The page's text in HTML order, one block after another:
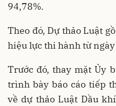
94,78%.
Theo đó, Dự thảo Luật
hiệu lực thi hành từ
Trước đó, thay mặt Ủy
trình bày báo cáo tiếp
về dự thảo Luật Dầu